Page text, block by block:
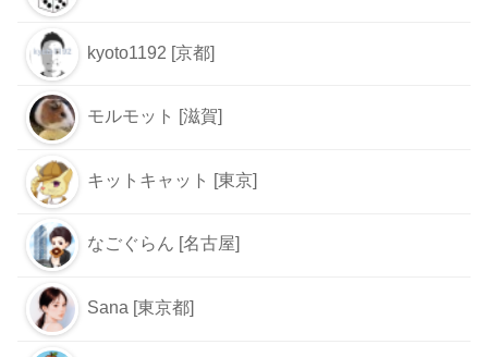
kyoto1192 [京都]
モルモット [滋賀]
キットキャット [東京]
なごぐらん [名古屋]
Sana [東京都]